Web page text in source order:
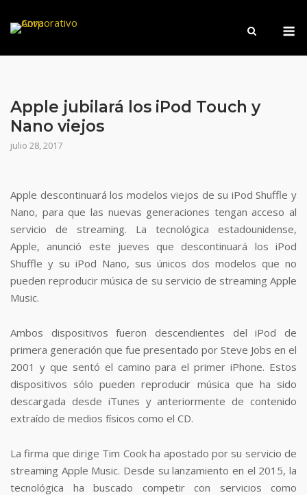
Apple jubilará los iPod Touch y
Nano viejos
julio 28, 2017
Apple descontinuará los modelos viejos de su iPod Shuffle y
Nano, para que las nuevas generaciones tengan acceso al
servicio de streaming. La tecnológica estadounidense,
Apple, anunció este jueves que descontinuará los iPod
Shuffle y su iPod Nano, sus únicos dos modelos que no
pueden reproducir música de su servicio de streaming Apple
Music.
Ambos dispositivos fueron descendientes del iPod de
primera generación que fue presentado por Steve Jobs en el
2001 y que sentó el camino para el primer iPhone. Estos
dispositivos sólo pueden reproducir música que ha sido
descargada desde iTunes y anteriormente de contenido
extraído de medios físicos como el CD.
La firma que dirige Tim Cook ha apostado por su servicio de
streaming Apple Music. Desde su lanzamiento en el 2015, la
tecnológica ha buscado competir con servicios como